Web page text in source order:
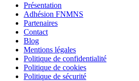
Présentation
Adhésion FNMNS
Partenaires
Contact
Blog
Mentions légales
Politique de confidentialité
Politique de cookies
Politique de sécurité